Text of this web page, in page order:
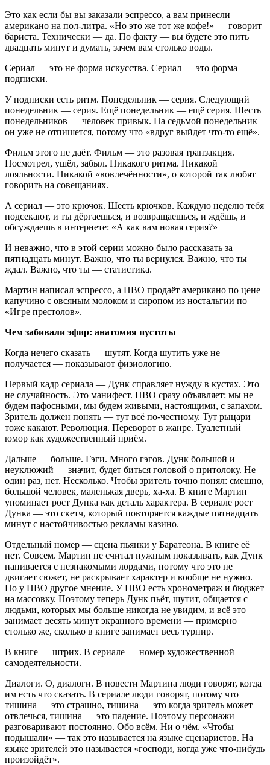
Это как если бы вы заказали эспрессо, а вам принесли
американо на пол-литра. «Но это же тот же кофе!» — говорит
бариста. Технически — да. По факту — вы будете это пить
двадцать минут и думать, зачем вам столько воды.
Сериал — это не форма искусства. Сериал — это форма
подписки.
У подписки есть ритм. Понедельник — серия. Следующий
понедельник — серия. Ещё понедельник — ещё серия. Шесть
понедельников — человек привык. На седьмой понедельник
он уже не отпишется, потому что «вдруг выйдет что-то ещё».
Фильм этого не даёт. Фильм — это разовая транзакция.
Посмотрел, ушёл, забыл. Никакого ритма. Никакой
лояльности. Никакой «вовлечённости», о которой так любят
говорить на совещаниях.
А сериал — это крючок. Шесть крючков. Каждую неделю тебя
подсекают, и ты дёргаешься, и возвращаешься, и ждёшь, и
обсуждаешь в интернете: «А как вам новая серия?»
И неважно, что в этой серии можно было рассказать за
пятнадцать минут. Важно, что ты вернулся. Важно, что ты
ждал. Важно, что ты — статистика.
Мартин написал эспрессо, а HBO продаёт американо по цене
капучино с овсяным молоком и сиропом из ностальгии по
«Игре престолов».
Чем забивали эфир: анатомия пустоты
Когда нечего сказать — шутят. Когда шутить уже не
получается — показывают физиологию.
Первый кадр сериала — Дунк справляет нужду в кустах. Это
не случайность. Это манифест. HBO сразу объявляет: мы не
будем пафосными, мы будем живыми, настоящими, с запахом.
Зритель должен понять — тут всё по-честному. Тут рыцари
тоже какают. Революция. Переворот в жанре. Туалетный
юмор как художественный приём.
Дальше — больше. Гэги. Много гэгов. Дунк большой и
неуклюжий — значит, будет биться головой о притолоку. Не
один раз, нет. Несколько. Чтобы зритель точно понял: смешно,
большой человек, маленькая дверь, ха-ха. В книге Мартин
упоминает рост Дунка как деталь характера. В сериале рост
Дунка — это скетч, который повторяется каждые пятнадцать
минут с настойчивостью рекламы казино.
Отдельный номер — сцена пьянки у Баратеона. В книге её
нет. Совсем. Мартин не считал нужным показывать, как Дунк
напивается с незнакомыми лордами, потому что это не
двигает сюжет, не раскрывает характер и вообще не нужно.
Но у HBO другое мнение. У HBO есть хронометраж и бюджет
на массовку. Поэтому теперь Дунк пьёт, шутит, общается с
людьми, которых мы больше никогда не увидим, и всё это
занимает десять минут экранного времени — примерно
столько же, сколько в книге занимает весь турнир.
В книге — штрих. В сериале — номер художественной
самодеятельности.
Диалоги. О, диалоги. В повести Мартина люди говорят, когда
им есть что сказать. В сериале люди говорят, потому что
тишина — это страшно, тишина — это когда зритель может
отвлечься, тишина — это падение. Поэтому персонажи
разговаривают постоянно. Обо всём. Ни о чём. «Чтобы
подышали» — так это называется на языке сценаристов. На
языке зрителей это называется «господи, когда уже что-нибудь
произойдёт».